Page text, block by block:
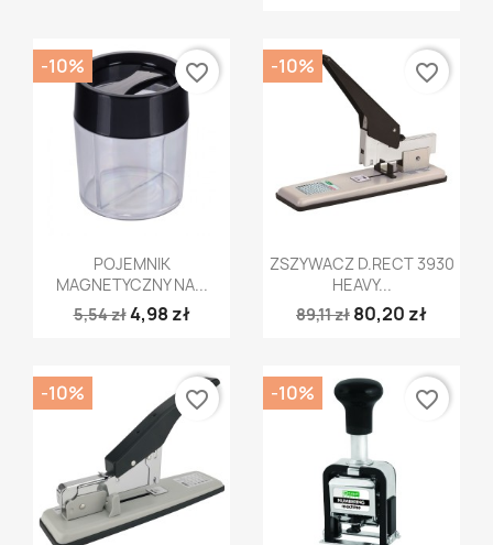
Szybki podgląd
POJEMNIK
MAGNETYCZNY NA...
5,54 zł4,98 zł
-10% favorite_border
Szybki podgląd
ZSZYWACZ D.RECT 3930
HEAVY...
89,11 zł 80,20 zł
-10% favorite_border
-10% favorite_border -10% favorite_border